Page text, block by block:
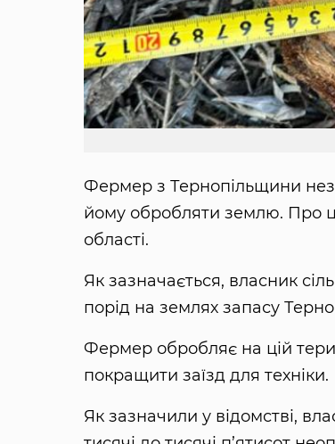
Фермер з Тернопільщини
йому обробляти землю. Про
області.
Як зазначається, власник
порід на землях запасу
Фермер обробляє на цій
покращити заїзд для техніки.
Як зазначили у відомстві,